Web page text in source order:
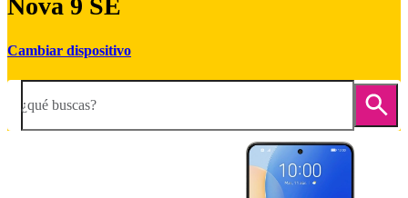
Nova 9 SE
Cambiar dispositivo
¿qué buscas?